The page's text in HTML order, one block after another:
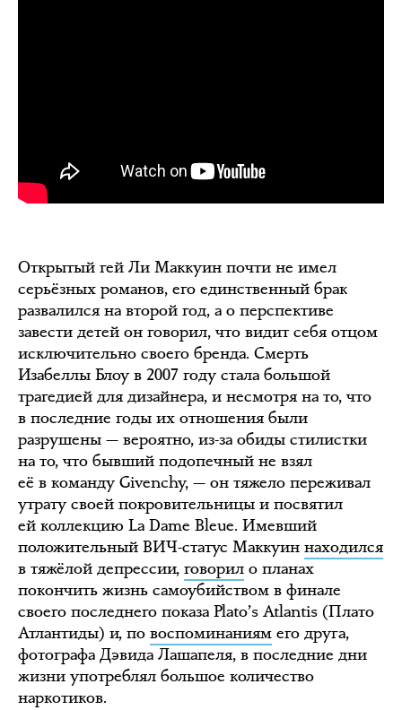
Открытый гей Ли Маккуин почти не имел
серьёзных романов, его единственный брак
развалился на второй год, а о перспективе
завести детей он говорил, что видит себя отцом
исключительно своего бренда. Смерть
Изабеллы Блоу в 2007 году стала большой
трагедией для дизайнера, и несмотря на то, что
в последние годы их отношения были
разрушены — вероятно, из-за обиды стилистки
на то, что бывший подопечный не взял
её в команду Givenchy, — он тяжело переживал
утрату своей покровительницы и посвятил
ей коллекцию La Dame Bleue. Имевший
положительный ВИЧ-статус Маккуин находился
в тяжёлой депрессии, говорил о планах
покончить жизнь самоубийством в финале
своего последнего показа Plato’s Atlantis (Плато
Атлантиды) и, по воспоминаниям его друга,
фотографа Дэвида Лашапеля, в последние дни
жизни употреблял большое количество
наркотиков.